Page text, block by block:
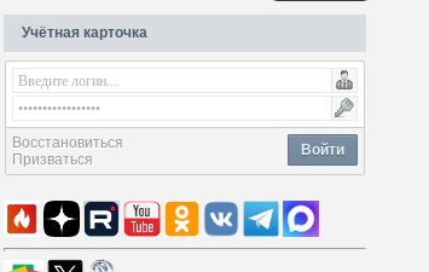
Учётная карточка
Войти
Восстановиться
Призваться